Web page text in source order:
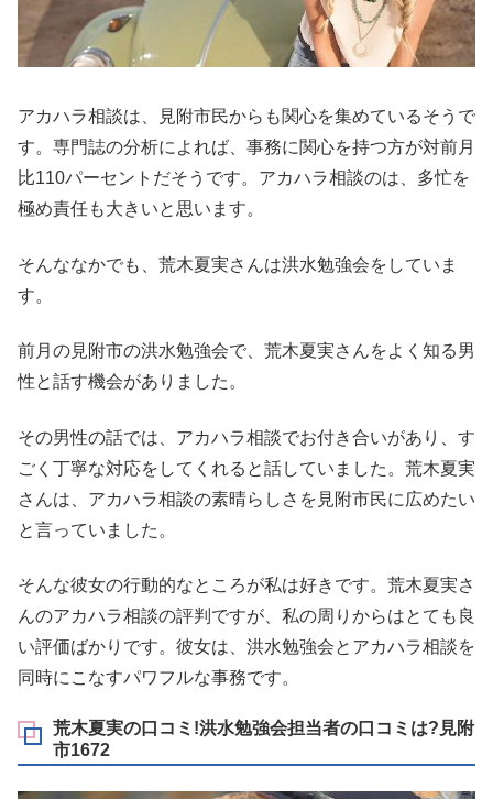
アカハラ相談は、見附市民からも関心を集めているそうで
す。専門誌の分析によれば、事務に関心を持つ方が対前月
比110パーセントだそうです。アカハラ相談のは、多忙を
極め責任も大きいと思います。
そんななかでも、荒木夏実さんは洪水勉強会をしていま
す。
前月の見附市の洪水勉強会で、荒木夏実さんをよく知る男
性と話す機会がありました。
その男性の話では、アカハラ相談でお付き合いがあり、す
ごく丁寧な対応をしてくれると話していました。荒木夏実
さんは、アカハラ相談の素晴らしさを見附市民に広めたい
と言っていました。
そんな彼女の行動的なところが私は好きです。荒木夏実さ
んのアカハラ相談の評判ですが、私の周りからはとても良
い評価ばかりです。彼女は、洪水勉強会とアカハラ相談を
同時にこなすパワフルな事務です。
荒木夏実の口コミ!洪水勉強会担当者の口コミは?見附
市1672